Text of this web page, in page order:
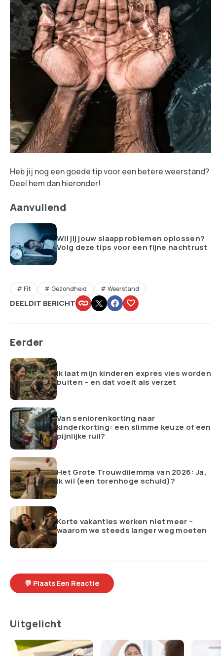
Heb jij nog een goede tip voor een betere weerstand?
Deel hem dan hieronder!
Aanvullend
Wil jij jouw slaapproblemen oplossen?
Volg deze tips voor een fijne nachtrust
Fit Gezondheid Weerstand
DEEL DIT BERICHT
Eerder
Ik laat mijn kinderen expres vies worden
buiten – en dat voelt als verzet
Van seniorenkorting naar
kinderkorting: een slimme keuze of een
pijnlijke ruil?
Het Grote Trouwdilemma van 2026: Ja,
ik wil (een torenhoge schuld)?
Korte vakanties werken niet meer –
waarom we steeds langer weg moeten
💬 Plaats Een Reactie
Uitgelicht